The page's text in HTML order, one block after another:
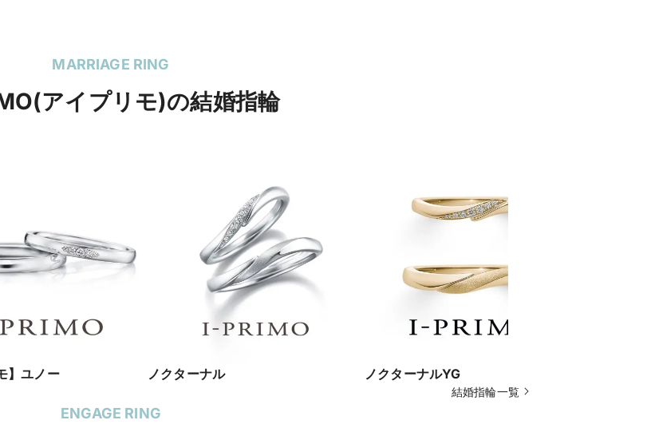
MARRIAGE RING
アイプリモ)の結婚指輪
】ユノー ノクターナル ノクターナルYG
結婚指輪一覧
ENGAGE RING